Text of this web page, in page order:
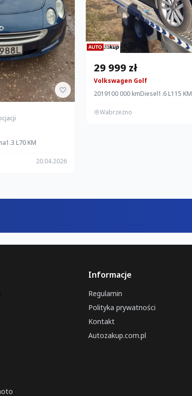
1.3 L70 KM
20.04.2026
29 999 zł
Volkswagen Golf
2019100 000 kmDiesel1.6 L115 KM
Wabrzezno
Informacje
Regulamin
Polityka prywatności
Kontakt
Autozakup.com.pl